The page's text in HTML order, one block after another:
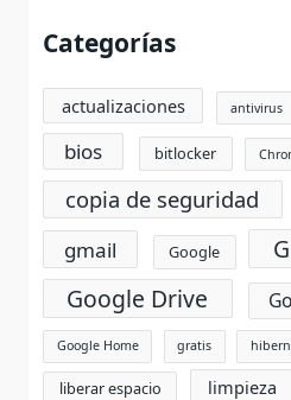
Categorías
actualizaciones antivirus
bios bitlocker
copia de seguridad
gmail Google
Google Drive
Google Home gratis
liberar espacio limpieza